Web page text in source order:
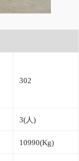
302
3(人)
10990(Kg)